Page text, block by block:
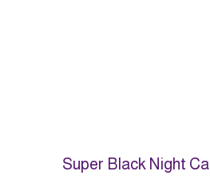
Super Black Night